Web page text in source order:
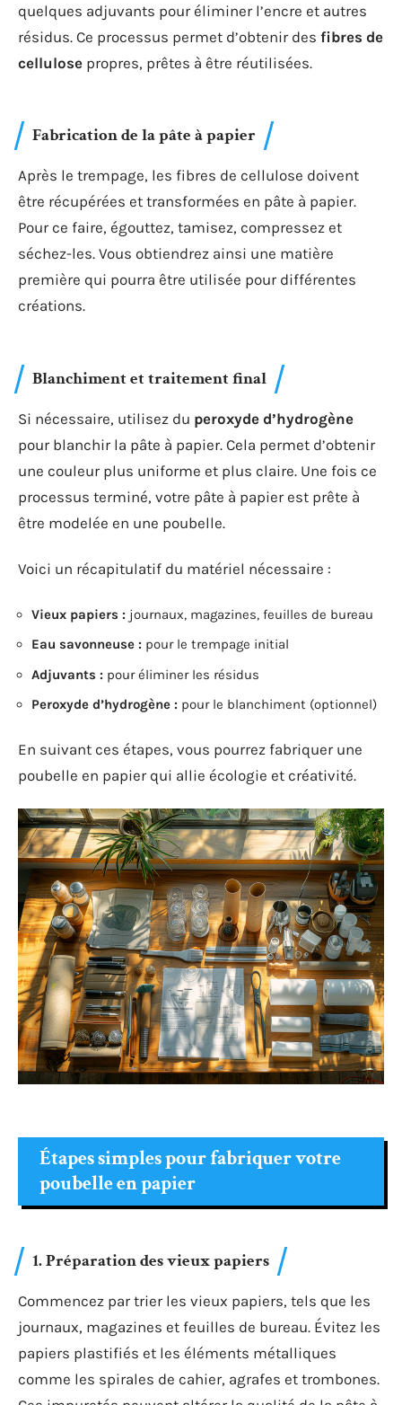
quelques adjuvants pour éliminer l’encre et autres
résidus. Ce processus permet d’obtenir des fibres de
cellulose propres, prêtes à être réutilisées.
Fabrication de la pâte à papier
Après le trempage, les fibres de cellulose doivent
être récupérées et transformées en pâte à papier.
Pour ce faire, égouttez, tamisez, compressez et
séchez-les. Vous obtiendrez ainsi une matière
première qui pourra être utilisée pour différentes
créations.
Blanchiment et traitement final
Si nécessaire, utilisez du peroxyde d’hydrogène
pour blanchir la pâte à papier. Cela permet d’obtenir
une couleur plus uniforme et plus claire. Une fois ce
processus terminé, votre pâte à papier est prête à
être modelée en une poubelle.
Voici un récapitulatif du matériel nécessaire :
Vieux papiers : journaux, magazines, feuilles de bureau
Eau savonneuse : pour le trempage initial
Adjuvants : pour éliminer les résidus
Peroxyde d’hydrogène : pour le blanchiment (optionnel)
En suivant ces étapes, vous pourrez fabriquer une
poubelle en papier qui allie écologie et créativité.
Étapes simples pour fabriquer votre
poubelle en papier
1. Préparation des vieux papiers
Commencez par trier les vieux papiers, tels que les
journaux, magazines et feuilles de bureau. Évitez les
papiers plastifiés et les éléments métalliques
comme les spirales de cahier, agrafes et trombones.